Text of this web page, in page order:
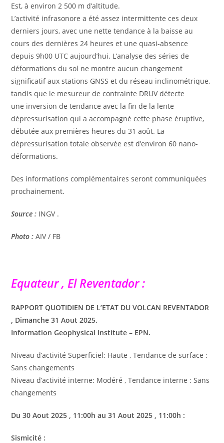
Est, à environ 2 500 m d’altitude.
L’activité infrasonore a été assez intermittente ces deux
derniers jours, avec une nette tendance à la baisse au
cours des dernières 24 heures et une quasi-absence
depuis 9h00 UTC aujourd’hui. L’analyse des séries de
déformations du sol ne montre aucun changement
significatif aux stations GNSS et du réseau inclinométrique,
tandis que le mesureur de contrainte DRUV détecte
une inversion de tendance avec la fin de la lente
dépressurisation qui a accompagné cette phase éruptive,
débutée aux premières heures du 31 août. La
dépressurisation totale observée est d’environ 60 nano-
déformations.
Des informations complémentaires seront communiquées
prochainement.
Source : INGV .
Photo : AIV / FB
Equateur , El Reventador :
RAPPORT QUOTIDIEN DE L’ETAT DU VOLCAN REVENTADOR
, Dimanche 31 Aout 2025.
Information Geophysical Institute – EPN.
Niveau d’activité Superficiel: Haute , Tendance de surface :
Sans changements
Niveau d’activité interne: Modéré , Tendance interne : Sans
changements
Du30 Aout 2025 , 11:00h au31 Aout 2025 , 11:00h :
Sismicité :